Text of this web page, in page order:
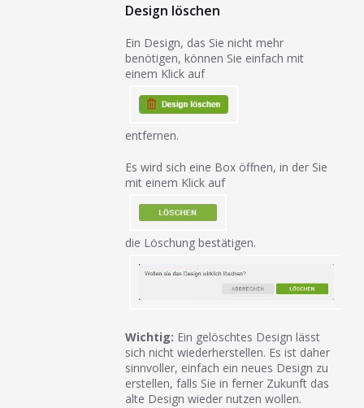
Design löschen
Ein Design, das Sie nicht mehr
benötigen, können Sie einfach mit
einem Klick auf
entfernen.
Es wird sich eine Box öffnen, in der Sie
mit einem Klick auf
die Löschung bestätigen.
Wichtig: Ein gelöschtes Design lässt
sich nicht wiederherstellen. Es ist daher
sinnvoller, einfach ein neues Design zu
erstellen, falls Sie in ferner Zukunft das
alte Design wieder nutzen wollen.